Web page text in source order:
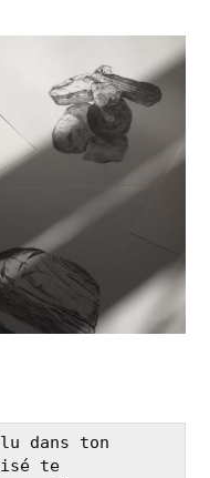
dans ton
te